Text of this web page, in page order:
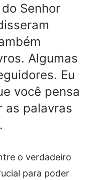
Senhor
Algumas
Eu
você pensa
as palavras
o verdadeiro
para poder